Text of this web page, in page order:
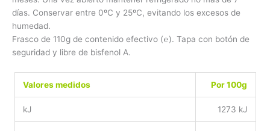
días. Conservar entre 0ºC y 25ºC, evitando los excesos de
humedad.
Frasco de 110g de contenido efectivo (℮). Tapa con botón de
seguridad y libre de bisfenol A.
Valores medidos Por 100g
kJ 1273 kJ